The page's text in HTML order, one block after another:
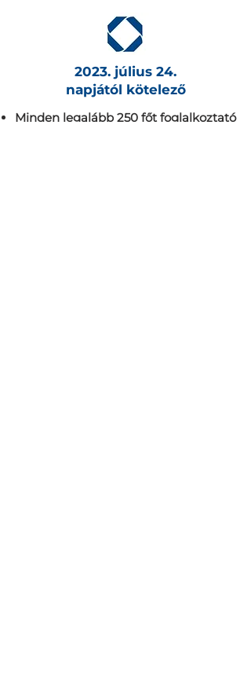
2023. július 24.
napjától kötelező
Minden legalább 250 főt foglalkoztató